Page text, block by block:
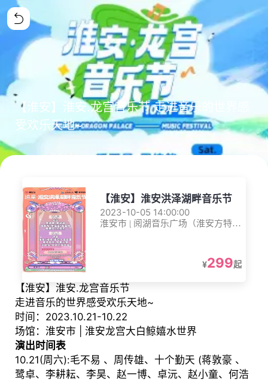
【淮安】淮安.龙宫音乐节 走进音乐的世界感
受欢乐天地~
【淮安】淮安洪泽湖畔音乐节
2023-10-05 14:00:00
淮安市 | 阅湖音乐广场（淮安方特东
¥299起
【淮安】淮安.龙宫音乐节
走进音乐的世界感受欢乐天地~
时间：2023.10.21-10.22
场馆：淮安市 | 淮安龙宫大白鲸嬉水世界
演出时间表
10.21(周六):毛不易 、周传雄、十个勤天 (蒋敦豪 、
鹭卓、李耕耘、李昊、赵一博、卓沅、赵小童、何浩